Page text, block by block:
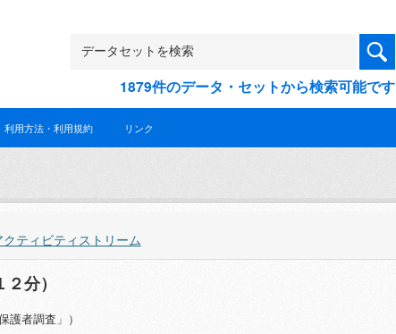
1879件のデータ・セットから検索可能です
利用方法・利用規約 リンク
ティビティストリーム
分）
護者調査」）